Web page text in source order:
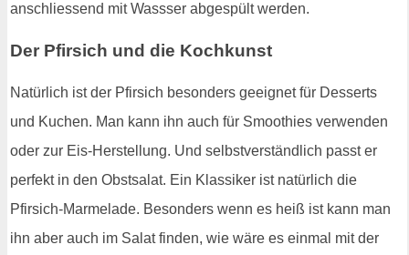
anschliessend mit Wassser abgespült werden.
Der Pfirsich und die Kochkunst
Natürlich ist der Pfirsich besonders geeignet für Desserts
und Kuchen. Man kann ihn auch für Smoothies verwenden
oder zur Eis-Herstellung. Und selbstverständlich passt er
perfekt in den Obstsalat. Ein Klassiker ist natürlich die
Pfirsich-Marmelade. Besonders wenn es heiß ist kann man
ihn aber auch im Salat finden, wie wäre es einmal mit der